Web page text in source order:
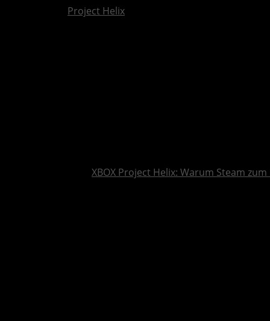
Project Helix
XBOX Project Helix: Warum Steam